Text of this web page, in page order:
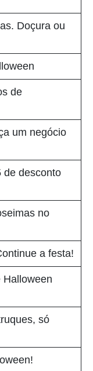
Doçura ou
de
um negócio
de desconto
no
a festa!
Halloween
só